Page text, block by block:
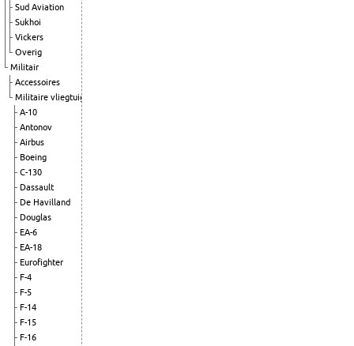
Sud Aviation
Sukhoi
Vickers
Overig
Militair
Accessoires
Militaire vliegtuigen
A-10
Antonov
Airbus
Boeing
C-130
Dassault
De Havilland
Douglas
EA-6
EA-18
Eurofighter
F-4
F-5
F-14
F-15
F-16